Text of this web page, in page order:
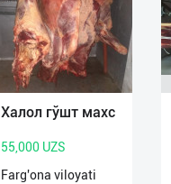
Халол гўшт махс
55,000 UZS
Farg'ona viloyati